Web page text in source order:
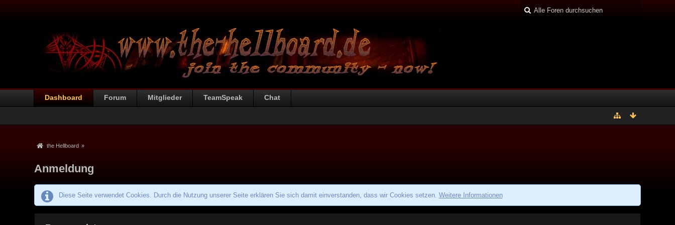
Dashboard Forum Mitglieder TeamSpeak Chat
the Hellboard »
Anmeldung
Diese Seite verwendet Cookies. Durch die Nutzung unserer Seite erklären Sie sich damit einverstanden, dass wir Cookies setzen. Weitere Informationen